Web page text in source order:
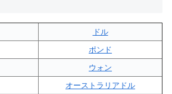
ドル
ポンド
ウォン
オーストラリアドル